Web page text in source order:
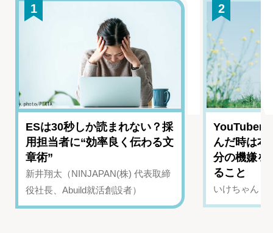
1
ESは30秒しか読まれない？採
用担当者に“効率良く伝わる文
章術”
新井翔太（NINJAPAN(株) 代表取締
役社長、Abuild就活創設者）
2
YouTuber
んだ時は
分の機嫌を
ること
いけちゃん（